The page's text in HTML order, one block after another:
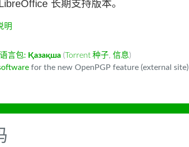
长期支持版本。
明
言包: Қазақша (Torrent 种子, 信息)
for the new OpenPGP feature (external site)